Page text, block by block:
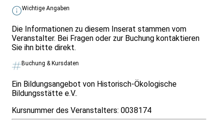
Wichtige Angaben
Die Informationen zu diesem Inserat stammen vom
Veranstalter. Bei Fragen oder zur Buchung kontaktieren
Sie ihn bitte direkt.
Buchung & Kursdaten
Ein Bildungsangebot von Historisch-Ökologische
Bildungsstätte e.V..
Kursnummer des Veranstalters: 0038174